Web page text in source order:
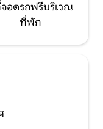
อดรถฟรีบริเวณ
ที่พัก